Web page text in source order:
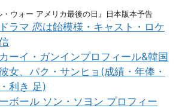
ウォー アメリカ最後の日』日本版本予告
ラマ 恋は飴模様・キャスト・ロケ
ーイ・ガンインプロフィール&韓国
女、パク・サンヒョ(成績・年俸・
利き 足)
ボール ソン・ソヨン プロフィー